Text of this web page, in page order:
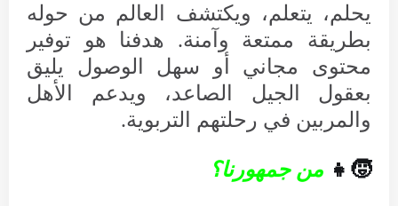
يحلم، يتعلم، ويكتشف العالم من حوله
بطريقة ممتعة وآمنة. هدفنا هو توفير
محتوى مجاني أو سهل الوصول يليق
بعقول الجيل الصاعد، ويدعم الأهل
والمربين في رحلتهم التربوية.
🧒👧 من جمهورنا؟